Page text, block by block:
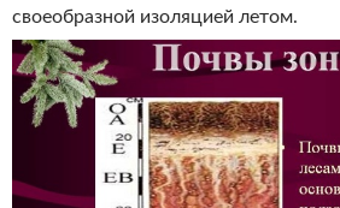
своеобразной изоляцией летом.